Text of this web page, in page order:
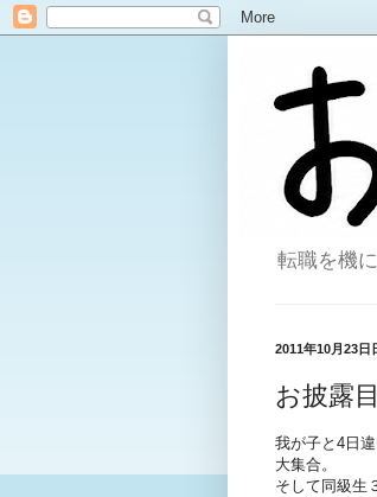
転職を機
2011年10月23日
お披露
我が子と4日
大集合。
そして同級生